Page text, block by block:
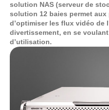
solution NAS (serveur de
solution 12 baies permet
d’optimiser les flux vidéo de
divertissement, en se
d’utilisation.